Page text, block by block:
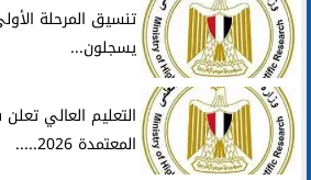
يسجلون...
التعليم العالي
المعتمدة 2026.....